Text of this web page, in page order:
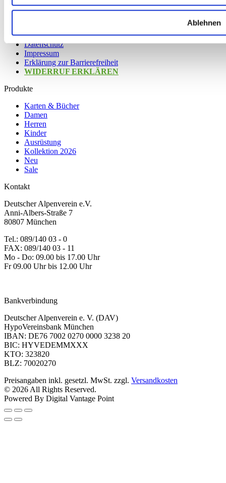
Ablehnen
Nachhaltigkeit
Versandkosten
Datenschutz
Impressum
Erklärung zur Barrierefreiheit
WIDERRUF ERKLÄREN
Produkte
Karten & Bücher
Damen
Herren
Kinder
Ausrüstung
Kollektion 2026
Neu
Sale
Kontakt
Deutscher Alpenverein e.V.
Anni-Albers-Straße 7
80807 München
Tel.: 089/140 03 - 0
FAX: 089/140 03 - 11
Mo - Do: 09.00 bis 17.00 Uhr
Fr 09.00 Uhr bis 12.00 Uhr
Bankverbindung
Deutscher Alpenverein e. V. (DAV)
HypoVereinsbank München
IBAN: DE76 7002 0270 0000 3238 20
BIC: HYVEDEMMXXX
KTO: 323820
BLZ: 70020270
Preisangaben inkl. gesetzl. MwSt. zzgl. Versandkosten
© 2026 All Rights Reserved.
Powered By Digital Vantage Point